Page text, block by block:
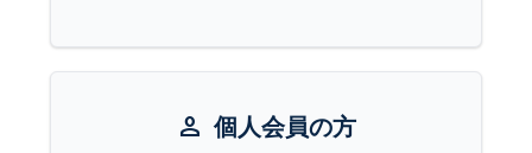
person 個人会員の方